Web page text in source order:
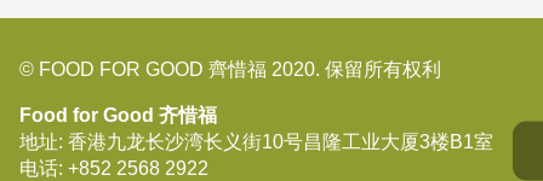
© FOOD FOR GOOD 齊惜福 2020. 保留所有权利
Food for Good 齐惜福
地址: 香港九龙长沙湾长义街10号昌隆工业大厦3楼B1室
电话: +852 2568 2922